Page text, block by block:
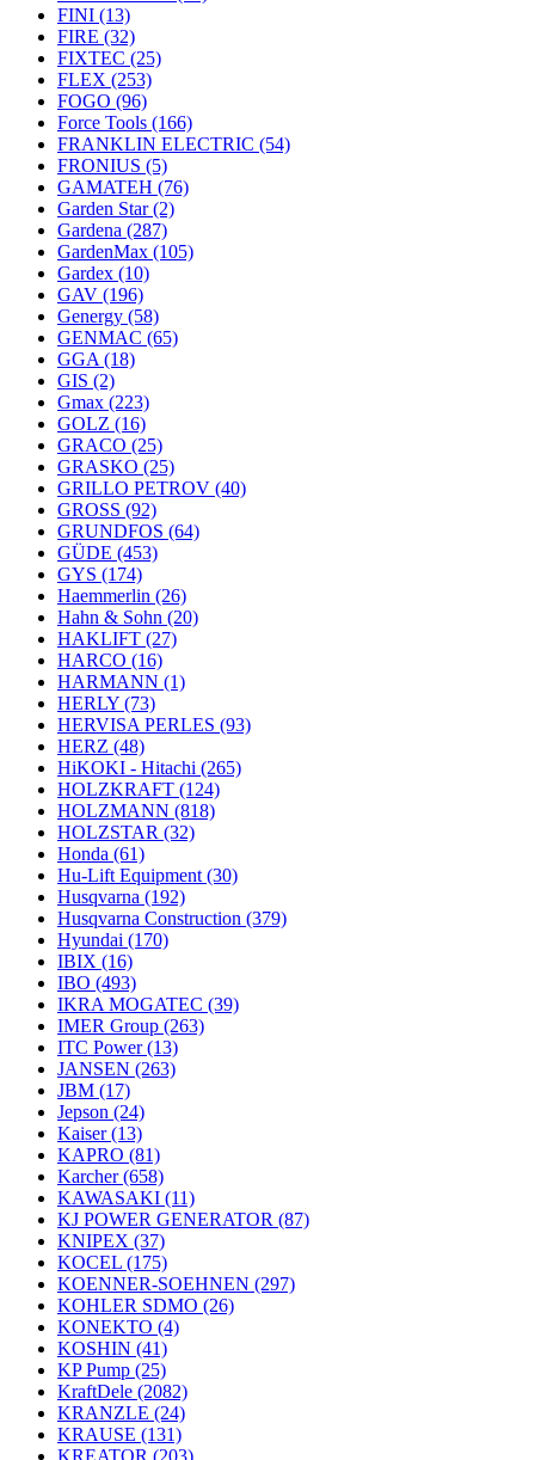
FINI (13)
FIRE (32)
FIXTEC (25)
FLEX (253)
FOGO (96)
Force Tools (166)
FRANKLIN ELECTRIC (54)
FRONIUS (5)
GAMATEH (76)
Garden Star(2)
Gardena (287)
GardenMax (105)
Gardex (10)
GAV (196)
Genergy (58)
GENMAC (65)
GGA (18)
GIS (2)
Gmax (223)
GOLZ (16)
GRACO (25)
GRASKO (25)
GRILLO PETROV (40)
GROSS (92)
GRUNDFOS (64)
GÜDE (453)
GYS (174)
Haemmerlin (26)
Hahn & Sohn (20)
HAKLIFT (27)
HARCO (16)
HARMANN (1)
HERLY (73)
HERVISA PERLES (93)
HERZ (48)
HiKOKI - Hitachi (265)
HOLZKRAFT (124)
HOLZMANN (818)
HOLZSTAR (32)
Honda (61)
Hu-Lift Equipment (30)
Husqvarna (192)
Husqvarna Construction (379)
Hyundai (170)
IBIX (16)
IBO (493)
IKRA MOGATEC (39)
IMER Group (263)
ITC Power(13)
JANSEN (263)
JBM (17)
Jepson (24)
Kaiser(13)
KAPRO (81)
Karcher(658)
KAWASAKI (11)
KJ POWER GENERATOR (87)
KNIPEX (37)
KOCEL (175)
KOENNER-SOEHNEN (297)
KOHLER SDMO (26)
KONEKTO (4)
KOSHIN (41)
KP Pump (25)
KraftDele (2082)
KRANZLE (24)
KRAUSE (131)
KREATOR (203)